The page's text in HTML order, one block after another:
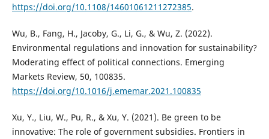
https://doi.org/10.1108/14601061211272385.
Wu, B., Fang, H., Jacoby, G., Li, G., & Wu, Z. (2022).
Environmental regulations and innovation for sustainability?
Moderating effect of political connections. Emerging
Markets Review, 50, 100835.
https://doi.org/10.1016/j.ememar.2021.100835
Xu, Y., Liu, W., Pu, R., & Xu, Y. (2021). Be green to be
innovative: The role of government subsidies. Frontiers in